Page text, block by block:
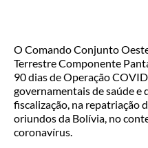
O Comando Conjunto
Terrestre Componente
90 dias de Operação
governamentais de saúde e
fiscalização, na repatriação
oriundos da Bolívia, no
coronavírus.